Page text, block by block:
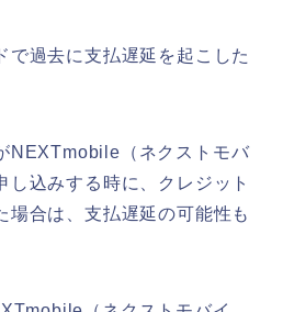
で過去に支払遅延を起こした
NEXTmobile（ネクストモバ
し込みする時に、クレジット
場合は、支払遅延の可能性も